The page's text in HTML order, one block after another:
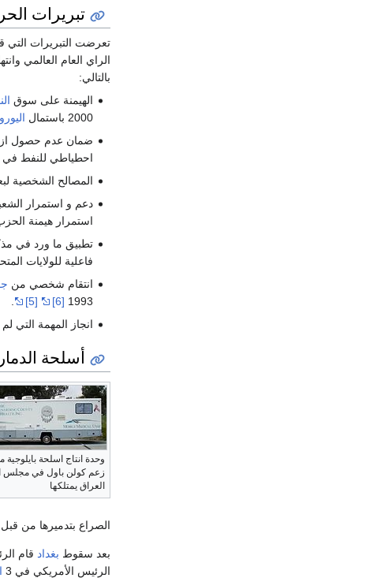
تبريرات
تعرضت التبريرات التي
الراي العام العالمي
بالتالي:
الهيمنة على سوق
2000 باستمال
اليورو
ضمان عدم حصول
احطياطي للنفط في
المصالح الشخصية
دعم و استمرار
استمرار هيمنة
فاعلية للولايات
انتقام شخصي من
1993
[5] [6]
انجاز المهمة التي لم
أسلحة
وحدة انتاج اسلحة بايلوجية
زعم كولن باول في مجلس
العراق يمتلكها
الصراع بتدميرها من
بعد سقوط بغداد قام
الرئيس الأمريكي في 3